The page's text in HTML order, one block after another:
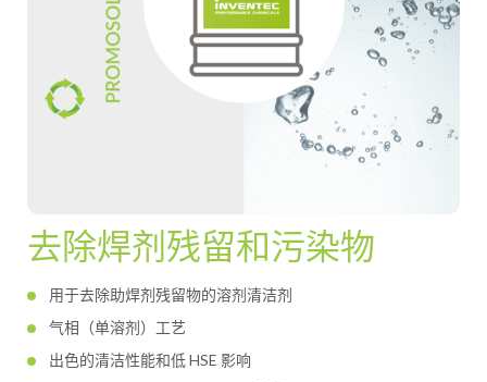
去除焊剂残留和污染物
用于去除助焊剂残留物的溶剂清洁剂
气相（单溶剂）工艺
出色的清洁性能和低 HSE 影响